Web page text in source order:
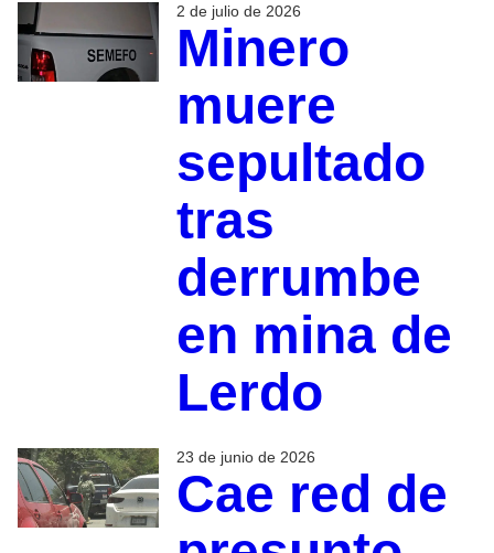
2 de julio de 2026
Minero
muere
sepultado
tras
derrumbe
en mina de
Lerdo
23 de junio de 2026
Cae red de